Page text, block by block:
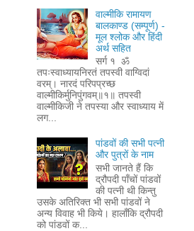
वाल्मीकि रामायण
बालकाण्ड (सम्पूर्ण) -
मूल श्लोक और हिंदी
अर्थ सहित
सर्ग १ ॐ
तपःस्वाध्यायनिरतं तपस्वी वाग्विदां
वरम्। नारदं परिपप्रच्छ
वाल्मीकिर्मुनिपुंगवम्॥१॥ तपस्वी
वाल्मीकिजी ने तपस्या और स्वाध्याय में
लग...
पांडवों की सभी पत्नी
और पुत्रों के नाम
सभी जानते हैं कि
द्रौपदी पाँचों पांडवों
की पत्नी थी किन्तु
उसके अतिरिक्त भी सभी पांडवों ने
अन्य विवाह भी किये। हालाँकि द्रौपदी
को पांडवों क...